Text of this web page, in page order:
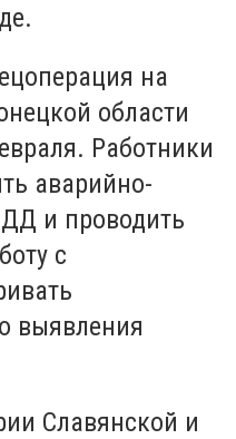
на
области
Работники
аварийно-
и проводить
с
выявления
Славянской и